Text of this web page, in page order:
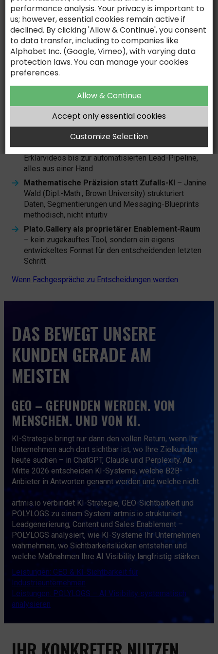
AI-ASSISTED. HUMAN-DRIVEN.
Im industriellen B2B scheitern viele Initiativen nicht an
Ideen, sondern an der fehlenden Verbindung zwischen
Leadgenerierung, Content und Entscheidung. artmis.io
integriert diese Disziplinen zu einemskalierbaren
Gesamtsystem– mit tiefem Branchenverständnis aus
Maschinen- & Anlagenbau, Energie & Umwelt,
Automotive-Zulieferung, Werkstoffe, Chemie und
industrieller Software.
Was kein Wettbewerber kombiniert:
25 Jahre industrielle B2B-Erfahrung – kein reiner
KI-Anbieter kennt Ihre Branchen so tief
KI-Kompetenz plus Full-Service-Produktion
der Strategie über 3D-Visualisierungen und
Erklärvideos bis zur automatisierten Lead-Pipeline,
alles aus einer Hand
Mathematische Präzision statt Zufalls-KI – Janine
Wald (Dipl.-Math., Brown University) strukturiert
Daten, Segmentierungen und Messaging-Blueprints
methodisch, nicht intuitiv
Plato.Gallery als proprietärer Enablement-Raum
– kein zugekauftes Tool, sondern ein eigens
entwickeltes Format für den entscheidenden letzten
Schritt
Wenn Fachgespräche zu Entscheidungen werden
DAS BEWEGT UNSERE
KUNDEN GERADE AM
MEISTEN
GEO – GEFUNDEN WERDEN. VON
MENSCHEN. UND VON KI.
KI-Strategie bringt nur dann den vollen Return, wenn Ihr
Unternehmen auch dort sichtbar ist, wo Ihre Zielkunden
heute suchen – in ChatGPT, Claude und Perplexity. Ab
Mitte 2026 entscheiden KI-Systeme, welche B2B-
Anbieter in Antworten genannt werden und welche nicht.
artmis.io verbindet KI-Strategie, GEO-Sichtbarkeit und
POLYLOGS zu einem System: artmis.io strukturiert
Leadgenerierung, Content und Sales Enablement –
POLYLOGS analysiert, wie KI-Systeme Ihr Unternehmen
wahrnehmen, wo Sichtbarkeitslücken entstehen und
welche Maßnahmen Ihre AI Visibility langfristig stärken.
Leistungen: GEO & KI-Sichtbarkeit für
Industrieunternehmen
Leistungen: POLYLOGS – AI Visibility systematisch
analysieren
performance analysis. Your privacy is important to
us; however, essential cookies remain active if
declined. By clicking 'Allow & Continue', you consent
to data transfer, including to companies like
Alphabet Inc. (Google, Vimeo), with varying data
protection laws. You can manage your cookies
preferences.
Allow & Continue
Accept only essential cookies
Customize Selection